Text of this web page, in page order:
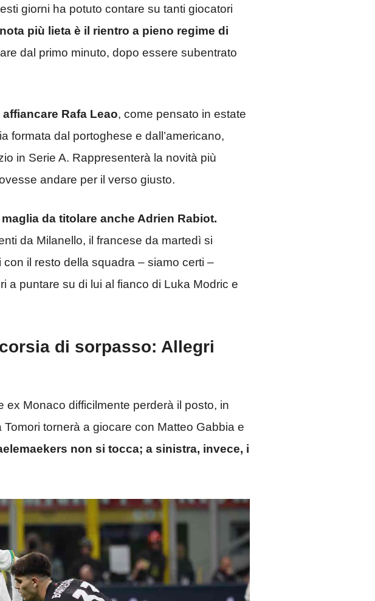
giorni ha potuto contare su tanti giocatori
più lieta è il rientro a pieno regime di
dal primo minuto, dopo essere subentrato
Rafa Leao, come pensato in estate
formata dal portoghese e dall’americano,
in Serie A. Rappresenterà la novità più
andare per il verso giusto.
da titolare anche Adrien Rabiot.
da Milanello, il francese da martedì si
il resto della squadra – siamo certi –
a puntare su di lui al fianco di Luka Modric e
di sorpasso: Allegri
ex Monaco difficilmente perderà il posto, in
tornerà a giocare con Matteo Gabbia e
non si tocca; a sinistra, invece, i